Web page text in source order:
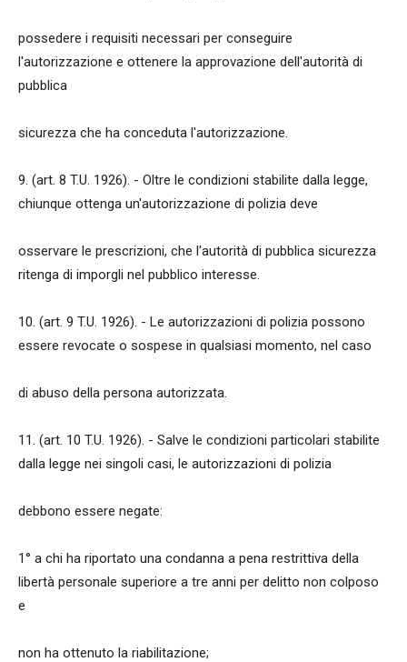
possedere i requisiti necessari per conseguire
l'autorizzazione e ottenere la approvazione dell'autorità di
pubblica
sicurezza che ha conceduta l'autorizzazione.
9. (art. 8 T.U. 1926). - Oltre le condizioni stabilite dalla legge,
chiunque ottenga un'autorizzazione di polizia deve
osservare le prescrizioni, che l'autorità di pubblica sicurezza
ritenga di imporgli nel pubblico interesse.
10. (art. 9 T.U. 1926). - Le autorizzazioni di polizia possono
essere revocate o sospese in qualsiasi momento, nel caso
di abuso della persona autorizzata.
11. (art. 10 T.U. 1926). - Salve le condizioni particolari stabilite
dalla legge nei singoli casi, le autorizzazioni di polizia
debbono essere negate:
1° a chi ha riportato una condanna a pena restrittiva della
libertà personale superiore a tre anni per delitto non colposo
e
non ha ottenuto la riabilitazione;